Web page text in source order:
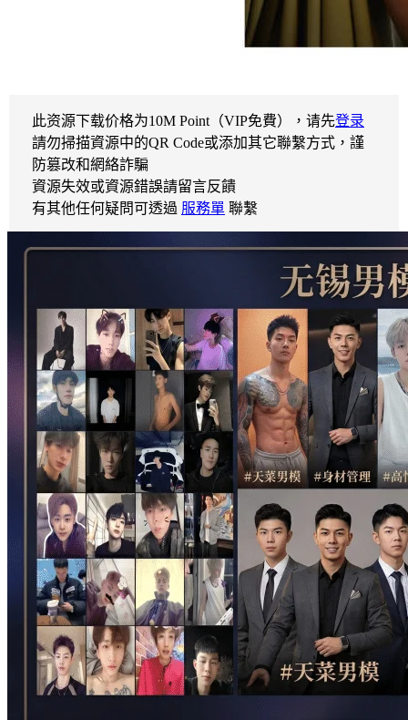
此资源下载价格为10M Point（VIP免費），请先登录
請勿掃描資源中的QR Code或添加其它聯繫方式，謹
防篡改和網絡詐騙
資源失效或資源錯誤請留言反饋
有其他任何疑問可透過 服務單 聯繫